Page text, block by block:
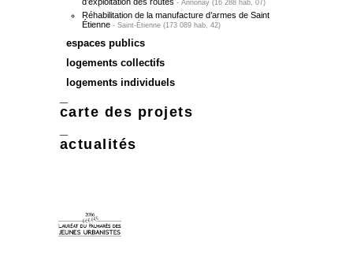
Annonay (16 288 hab, 07)
Réhabilitation de la manufacture d’armes de Saint
Étienne
Saint-Étienne (173 089 hab, 42)
espaces publics
logements collectifs
logements individuels
carte des projets
actualités